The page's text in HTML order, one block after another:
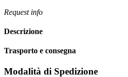
Request info
Descrizione
Trasporto e consegna
Modalità di Spedizione